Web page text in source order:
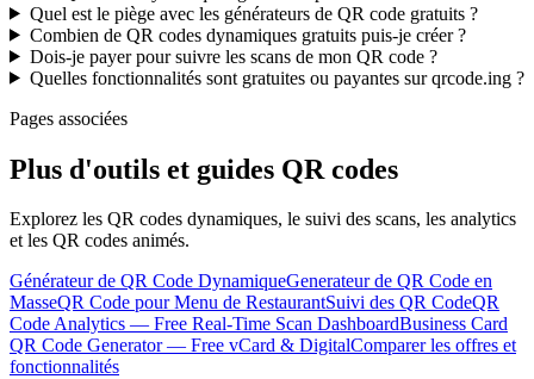
Quel est le piège avec les générateurs de QR code gratuits ?
Combien de QR codes dynamiques gratuits puis-je créer ?
Dois-je payer pour suivre les scans de mon QR code ?
Quelles fonctionnalités sont gratuites ou payantes sur qrcode.ing ?
Pages associées
Plus d'outils et guides QR codes
Explorez les QR codes dynamiques, le suivi des scans, les analytics
et les QR codes animés.
Générateur de QR Code DynamiqueGenerateur de QR Code en
MasseQR Code pour Menu de RestaurantSuivi des QR CodeQR
Code Analytics — Free Real-Time Scan DashboardBusiness Card
QR Code Generator — Free vCard & DigitalComparer les offres et
fonctionnalités